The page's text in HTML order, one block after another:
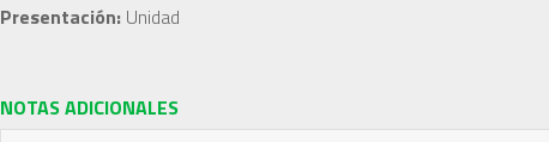
Presentación:Unidad
NOTAS ADICIONALES